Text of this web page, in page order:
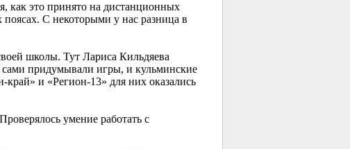
как это принято на дистанционных
С некоторыми у нас разница в
школы. Тут Лариса Кильдяева
сами придумывали игры, и кульминские
и «Регион-13» для них оказались
умение работать с